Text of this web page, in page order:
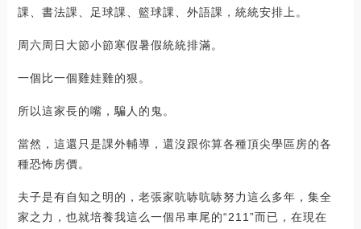
課、書法課、足球課、籃球課、外語課，統統安排上。
周六周日大節小節寒假暑假統統排滿。
一個比一個雞娃雞的狠。
所以這家長的嘴，騙人的鬼。
當然，這還只是課外輔導，還沒跟你算各種頂尖學區房的各
種恐怖房價。
夫子是有自知之明的，老張家吭哧吭哧努力這么多年，集全
家之力，也就培養我這么一個吊車尾的“211”而已，在現在